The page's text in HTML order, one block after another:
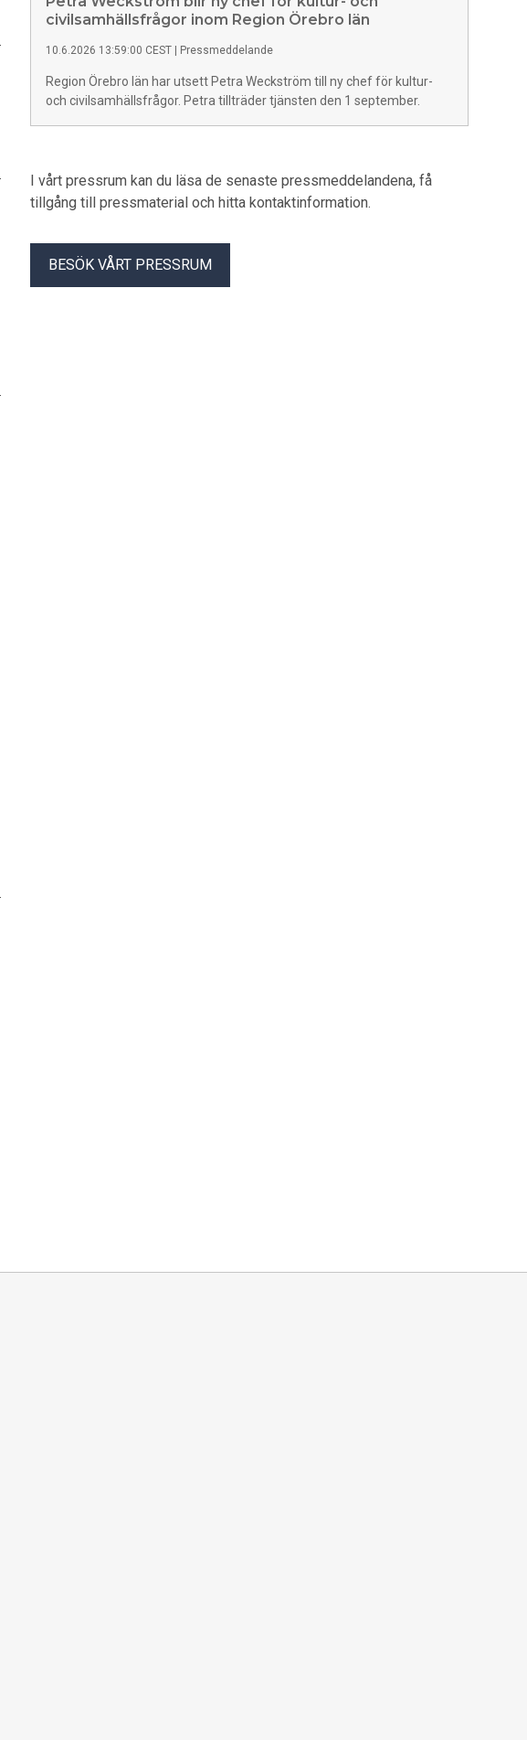
rehabilitering. Arbetsterapeut Helen
kronor till studien från
Personskadeförbundet RTP.
civilsamhällsfrågor inom Region Örebro län
10.6.2026 13:59:00 CEST Pressmeddelande
Region Örebro län har utsett Petra Weckström till ny chef för kultur-
och civilsamhällsfrågor. Petra tillträder tjänsten den 1 september.
I vårt pressrum kan du läsa de senaste pressmeddelandena, få
tillgång till pressmaterial och hitta kontaktinformation.
BESÖK VÅRT PRESSRUM